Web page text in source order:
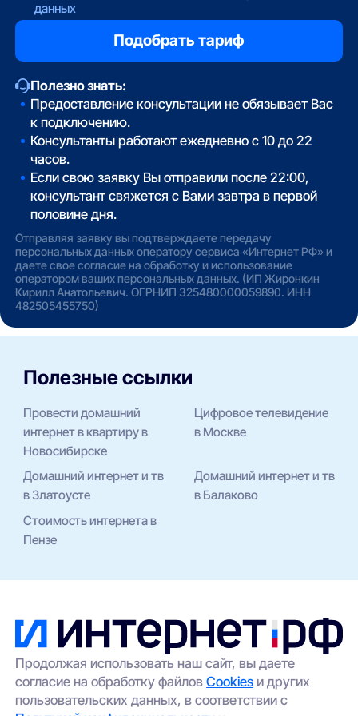
данных
Полезно знать:
Предоставление консультации не обязывает Вас
к подключению.
Консультанты работают ежедневно с 10 до 22
часов.
Если свою заявку Вы отправили после 22:00,
консультант свяжется с Вами завтра в первой
половине дня.
Отправляя заявку вы подтверждаете передачу
персональных данных оператору сервиса «Интернет РФ» и
даете свое согласие на обработку и использование
оператором ваших персональных данных. (ИП Жиронкин
Кирилл Анатольевич. ОГРНИП 325480000059890. ИНН
482505455750)
Полезные ссылки
Провести домашний
интернет в квартиру в
Новосибирске
Цифровое телевидение
в Москве
Домашний интернет и тв
в Златоусте
Домашний интернет и тв
в Балаково
Стоимость интернета в
Пензе
Продолжая использовать наш сайт, вы даете
согласие на обработку файловCookies и других
пользовательских данных, в соответствии с